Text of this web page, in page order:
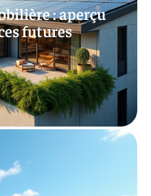
: aperçu
futures